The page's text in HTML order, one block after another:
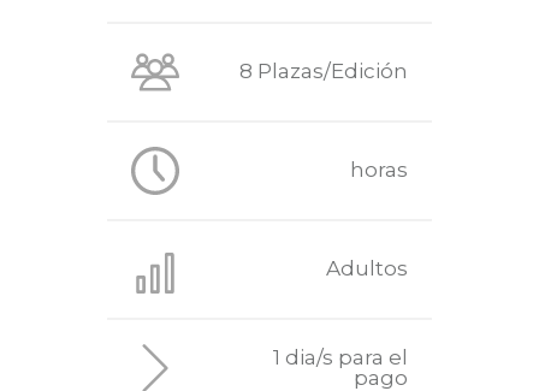
8 Plazas/Edición
horas
Adultos
1 dia/s para el
pago